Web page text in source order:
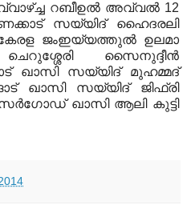
റബീഉല്‍ അവ്വല്‍ 12
സയ്യിദ് ഹൈദരലി
ജംഇയ്യത്തുല്‍ ഉലമാ
സൈനുദ്ദീന്‍
ഖാസി സയ്യിദ് മുഹമ്മദ്
ഖാസി സയ്യിദ് ജിഫ്രി
ഖാസി ആലി കുട്ടി